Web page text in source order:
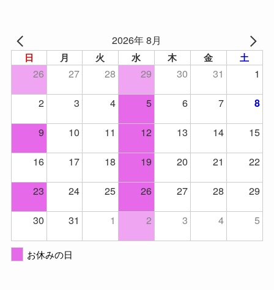
2026年 8月
日 月 火 水 木 金 土
26 27 28 29 30 31
1
2
3 4 5 6 7 8
9 10 11 12 13 14
15
16
17 18 19 20 21
22
23
24 25 26 27 28
29
30
31 1 2 3 4 5
お休みの日